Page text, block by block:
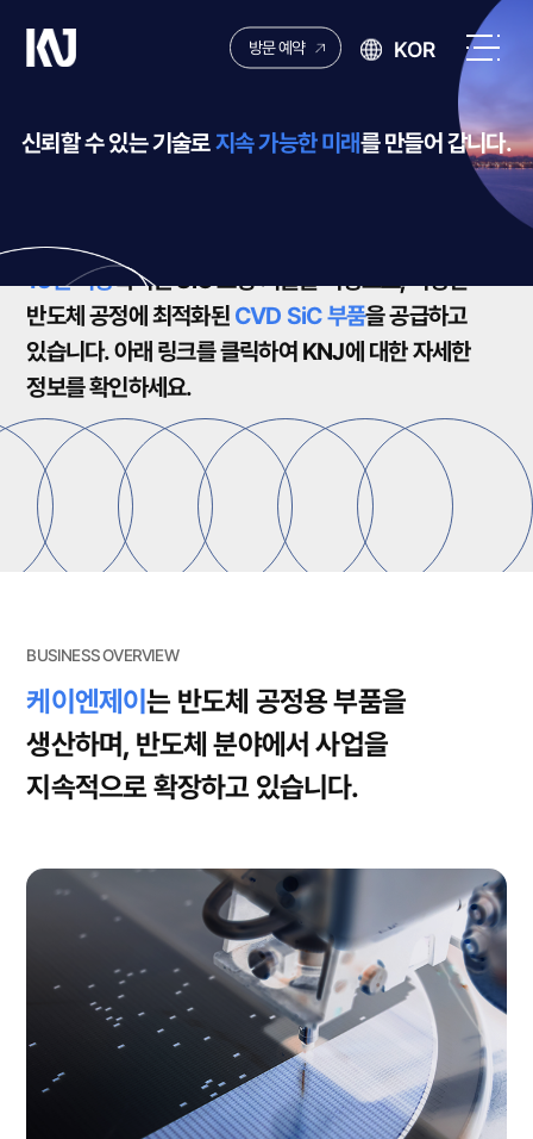
케
이
제
이
방문 예약 KOR
메
뉴
열
신뢰할 수 있는 기술로지속 가능한 미래를 만들어 갑니다.
15년 이상축적된 SiC 코팅 기술을 바탕으로,다양한
반도체 공정에 최적화된 CVD SiC 부품을 공급하고
있습니다.아래 링크를 클릭하여 KNJ에 대한 자세한
정보를 확인하세요.
View more
BUSINESS OVERVIEW
케이엔제이는 반도체 공정용 부품을
생산하며, 반도체 분야에서 사업을
지속적으로 확장하고 있습니다.